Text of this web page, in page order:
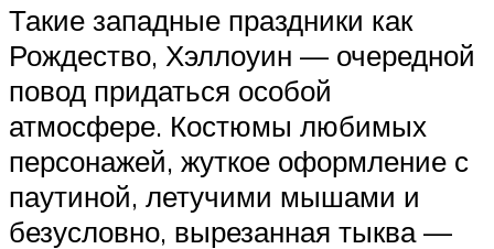
Такие западные праздники как
Рождество, Хэллоуин — очередной
повод придаться особой
атмосфере. Костюмы любимых
персонажей, жуткое оформление с
паутиной, летучими мышами и
безусловно, вырезанная тыква —